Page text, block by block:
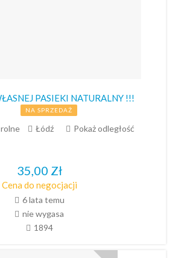
PASIEKI NATURALNY !!!
NA SPRZEDAŻ
Łódź Pokaż odległość
35,00 Zł
Cena do negocjacji
6 lata temu
nie wygasa
1894